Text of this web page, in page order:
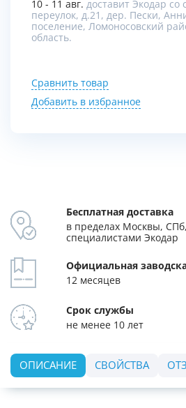
10 - 11 авг. доставит Экодар со
переулок, д.21, дер. Пески,
поселение, Ломоносовский
область.
Сравнить товар
Добавить в избранное
Бесплатная доставка
в пределах Москвы,
специалистами Экодар
Официальная
12 месяцев
Срок службы
не менее 10 лет
ОПИСАНИЕ СВОЙСТВА